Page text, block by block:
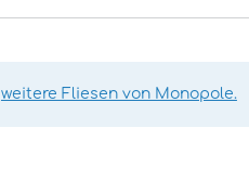
weitere Fliesen von Monopole.